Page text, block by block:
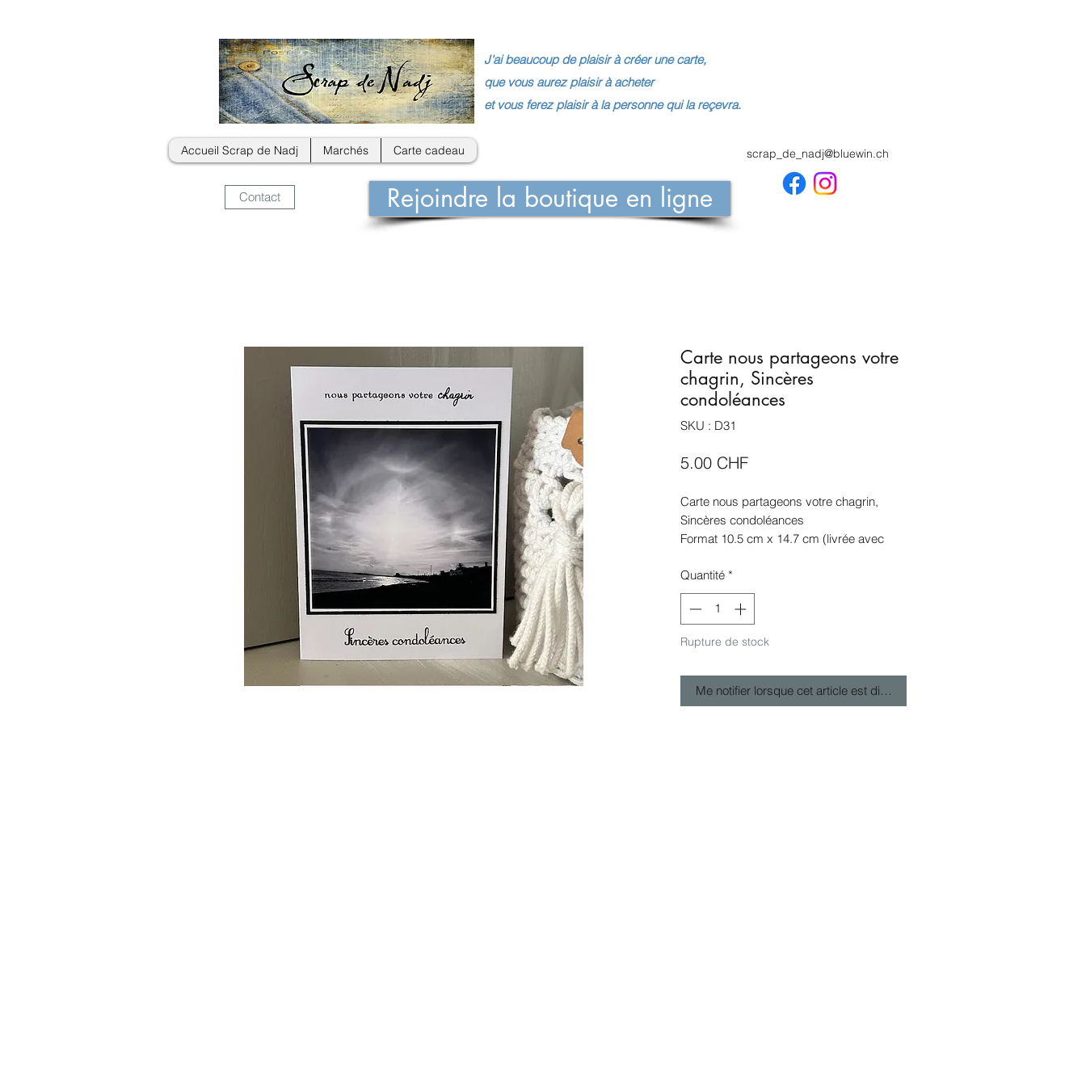
J'ai beaucoup de plaisir à créer une carte,
que vous aurez plaisir à acheter
et vous ferez plaisir à la personne qui la reçevra.
Accueil Scrap de Nadj Marchés Carte cadeau
Contact Rejoindre la boutique en ligne
scrap_de_nadj@bluewin.ch
Carte nous partageons votre
chagrin, Sincères
condoléances
SKU : D31
5.00 CHFPrix
Carte nous partageons votre chagrin,
Sincères condoléances
Format 10.5 cm x 14.7 cm (livrée avec
Carte à retirer à Nyon (CH) ou envoi pas
poste sous 3 jours ouvrables
Création emballée sous plastique de
Quantité *
Rupture de stock
Me notifier lorsque cet article est disponible